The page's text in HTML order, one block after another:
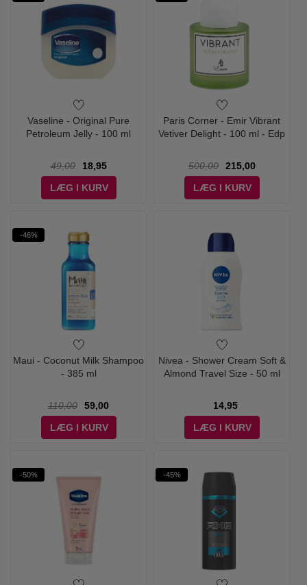
Vaseline - Original Pure
Petroleum Jelly - 100 ml
49,00
18,95
LÆG I KURV
Paris Corner - Emir Vibrant
Vetiver Delight - 100 ml - Edp
500,00
215,00
LÆG I KURV
-46%
Maui - Coconut Milk Shampoo
- 385 ml
110,00
59,00
LÆG I KURV
Nivea - Shower Cream Soft &
Almond Travel Size - 50 ml
14,95
LÆG I KURV
-50% -45%